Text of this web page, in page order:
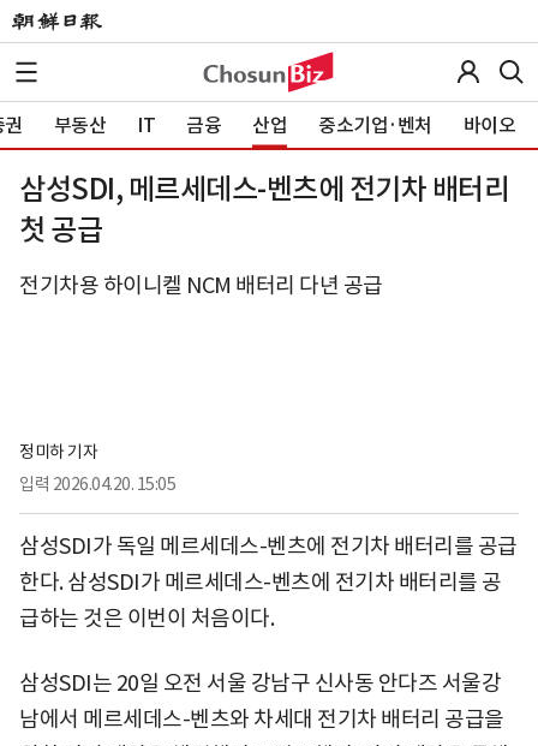
부동산 IT 금융 산업 중소기업·벤처 바이오
삼성SDI, 메르세데스-벤츠에 전기차 배터리
첫 공급
전기차용 하이니켈 NCM 배터리 다년 공급
정미하 기자
입력 2026.04.20. 15:05
삼성SDI가 독일 메르세데스-벤츠에 전기차 배터리를 공급
한다. 삼성SDI가 메르세데스-벤츠에 전기차 배터리를 공
급하는 것은 이번이 처음이다.
삼성SDI는 20일 오전 서울 강남구 신사동 안다즈 서울강
남에서 메르세데스-벤츠와 차세대 전기차 배터리 공급을